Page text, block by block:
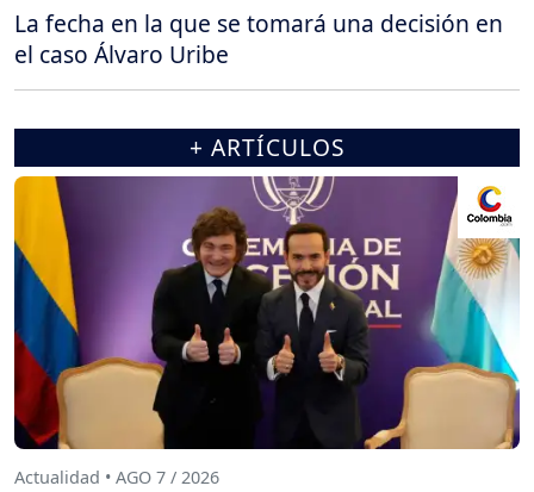
La fecha en la que se tomará una decisión en
el caso Álvaro Uribe
+ ARTÍCULOS
Actualidad • AGO 7 / 2026